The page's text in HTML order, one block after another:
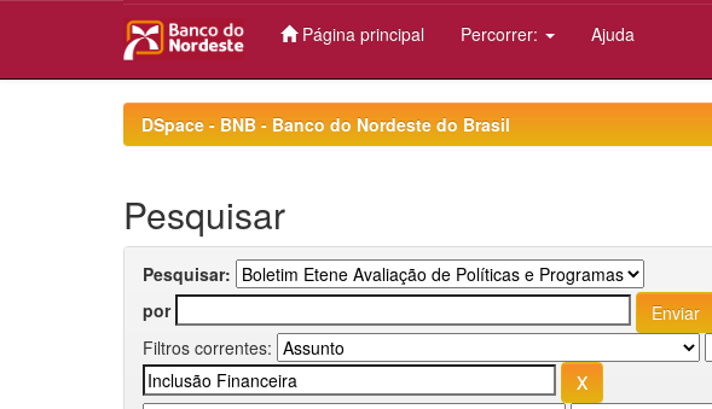
Página principal Percorrer: Ajuda
DSpace - BNB - Banco do Nordeste do Brasil
Pesquisar
Pesquisar:
por
Filtros correntes: